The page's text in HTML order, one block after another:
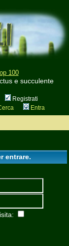
100
e succulente
Registrati
Entra
entrare.